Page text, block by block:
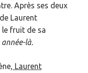
Après ses deux
Laurent
fruit de sa
année-là.
Laurent